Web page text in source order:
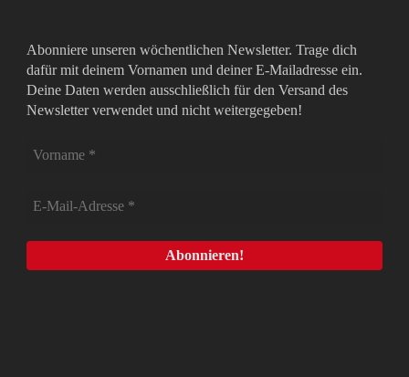
Abonniere unseren wöchentlichen Newsletter. Trage dich
dafür mit deinem Vornamen und deiner E-Mailadresse ein.
Deine Daten werden ausschließlich für den Versand des
Newsletter verwendet und nicht weitergegeben!